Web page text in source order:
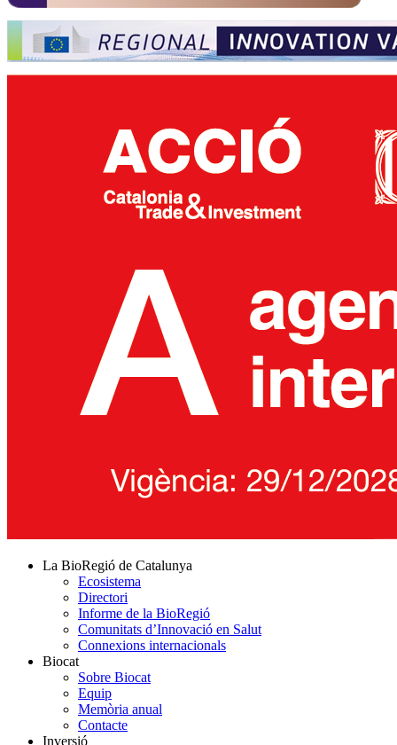
La BioRegió de Catalunya
Ecosistema
Directori
Informe de la BioRegió
Comunitats d’Innovació en Salut
Connexions internacionals
Biocat
Sobre Biocat
Equip
Memòria anual
Contacte
Inversió